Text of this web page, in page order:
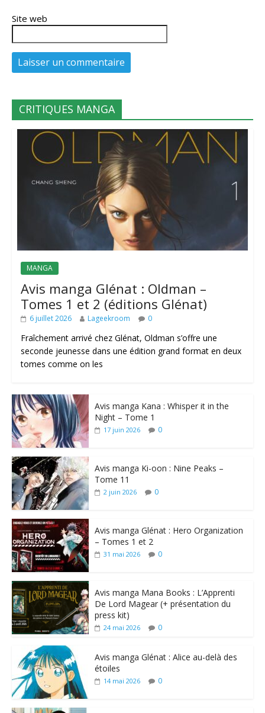
Site web
CRITIQUES MANGA
MANGA
Avis manga Glénat : Oldman –
Tomes 1 et 2 (éditions Glénat)
6 juillet 2026 Lageekroom 0
Fraîchement arrivé chez Glénat, Oldman s’offre une
seconde jeunesse dans une édition grand format en deux
tomes comme on les
Avis manga Kana : Whisper it in the
Night – Tome 1
17 juin 2026 0
Avis manga Ki-oon : Nine Peaks –
Tome 11
2 juin 2026 0
Avis manga Glénat : Hero Organization
– Tomes 1 et 2
31 mai 2026 0
Avis manga Mana Books : L’Apprenti
De Lord Magear (+ présentation du
press kit)
24 mai 2026 0
Avis manga Glénat : Alice au-delà des
étoiles
14 mai 2026 0